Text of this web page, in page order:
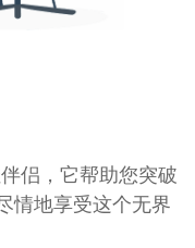
侣，它帮助您突破
情地享受这个无界